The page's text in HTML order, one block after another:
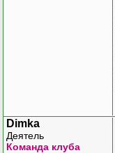
Dimka
Деятель
Команда клуба